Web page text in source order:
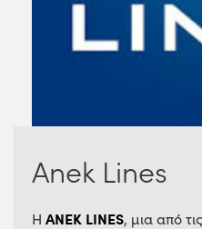
Anek Lines
Η ANEK LINES, μια από